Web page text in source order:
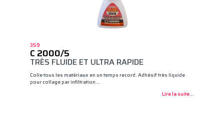
359
C 2000/5
TRÈS FLUIDE ET ULTRA RAPIDE
Colle tous les matériaux en un temps record. Adhésif très liquide
pour collage par infiltration…
Lire la suite...